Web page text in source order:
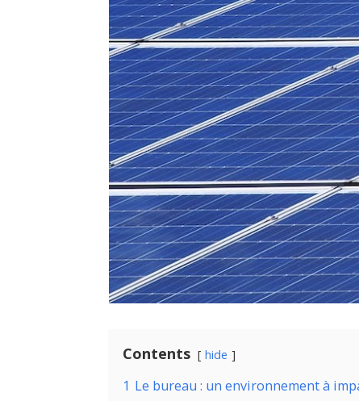
Contents hide
1 Le bureau : un environnement à